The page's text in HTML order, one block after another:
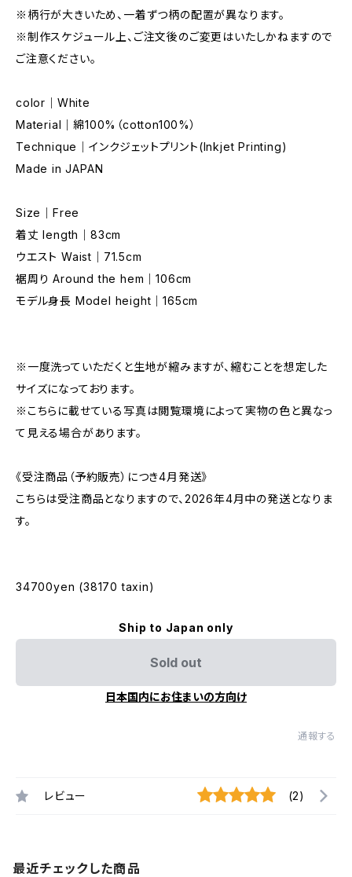
※柄行が大きいため、一着ずつ柄の配置が異なります。
※制作スケジュール上、ご注文後のご変更はいたしかねますので
ご注意ください。
color｜White
Material｜綿100%（cotton100%）
Technique｜インクジェットプリント(Inkjet Printing)
Made in JAPAN
Size｜Free
着丈 length｜83cm
ウエスト Waist｜71.5cm
裾周り Around the hem｜106cm
モデル身長 Model height｜165cm
※一度洗っていただくと生地が縮みますが、縮むことを想定した
サイズになっております。
※こちらに載せている写真は閲覧環境によって実物の色と異なっ
て見える場合があります。
《受注商品（予約販売）につき4月発送》
こちらは受注商品となりますので、2026年4月中の発送となりま
す。
34700yen (38170 taxin)
Ship to Japan only
Sold out
日本国内にお住まいの方向け
通報する
レビュー (2)
最近チェックした商品